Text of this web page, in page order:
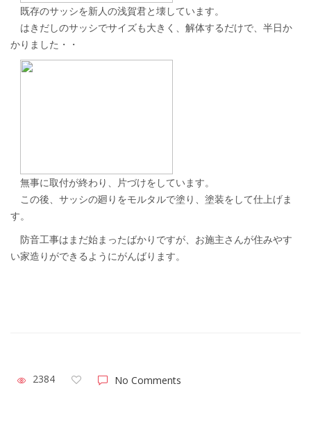
既存のサッシを新人の浅賀君と壊しています。
はきだしのサッシでサイズも大きく、解体するだけで、半日か
かりました・・
無事に取付が終わり、片づけをしています。
この後、サッシの廻りをモルタルで塗り、塗装をして仕上げま
す。
防音工事はまだ始まったばかりですが、お施主さんが住みやす
い家造りができるようにがんばります。
2384 No Comments